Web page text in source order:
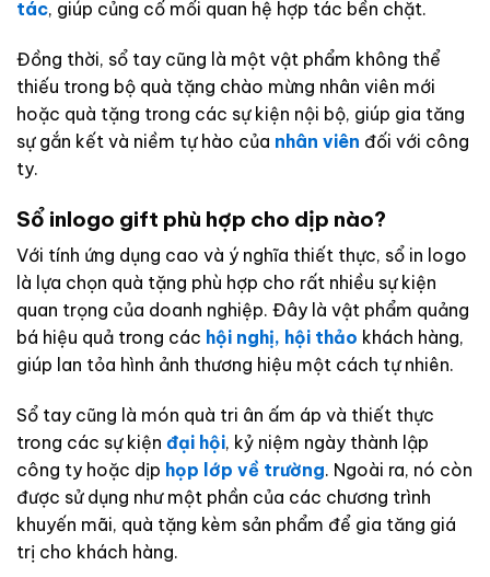
tác, giúp củng cố mối quan hệ hợp tác bền chặt.
Đồng thời, sổ tay cũng là một vật phẩm không thể
thiếu trong bộ quà tặng chào mừng nhân viên mới
hoặc quà tặng trong các sự kiện nội bộ, giúp gia tăng
sự gắn kết và niềm tự hào của nhân viên đối với công
ty.
Sổ inlogo gift phù hợp cho dịp nào?
Với tính ứng dụng cao và ý nghĩa thiết thực, sổ in logo
là lựa chọn quà tặng phù hợp cho rất nhiều sự kiện
quan trọng của doanh nghiệp. Đây là vật phẩm quảng
bá hiệu quả trong các hội nghị, hội thảo khách hàng,
giúp lan tỏa hình ảnh thương hiệu một cách tự nhiên.
Sổ tay cũng là món quà tri ân ấm áp và thiết thực
trong các sự kiện đại hội, kỷ niệm ngày thành lập
công ty hoặc dịp họp lớp về trường. Ngoài ra, nó còn
được sử dụng như một phần của các chương trình
khuyến mãi, quà tặng kèm sản phẩm để gia tăng giá
trị cho khách hàng.